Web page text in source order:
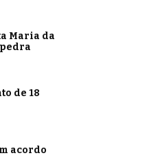
Maria da
de 18
acordo